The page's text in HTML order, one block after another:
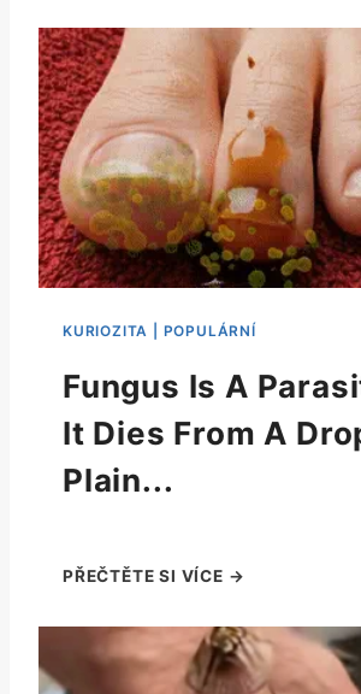
Fungus Is A
It Dies From A
Plain...